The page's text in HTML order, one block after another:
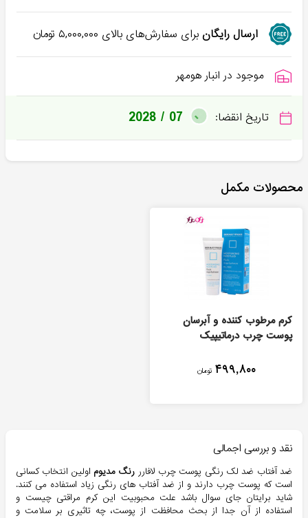
ارسال رایگانبرای سفارش‌های بالای ۵,۰۰۰,۰۰۰تومان
موجود در انبار هومهر
تاریخ انقضا: 2028 / 07
محصولات مکمل
کرم مرطوب کننده و آبرسان
پوست چرب درماتيپيک
۴۹۹,۸۰۰ تومان
نقد و بررسی اجمالی
ضد آفتاب ضد لک رنگی پوست چرب لافارر رنگ مدیوم اولین انتخاب کسانی
است که پوست چرب دارند و از ضد آفتاب های رنگی زیاد استفاده می کنند.
شاید برایتان جای سوال باشد علت محبوبیت این کرم مراقتی چیست و
استفاده از آن جدا از بحث محافظت از پوست، چه تاثیری بر سلامت و